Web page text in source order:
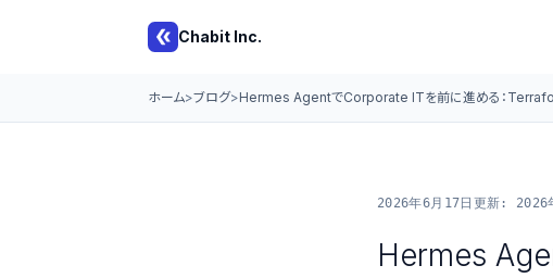
Chabit Inc.
ホーム ブログ Hermes AgentでCorporate ITを前に進める：
2026年6月17日 更新: 2026
Hermes